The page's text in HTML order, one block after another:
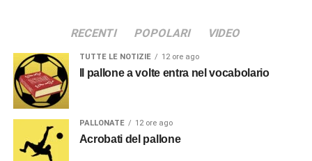
RECENTI POPOLARI VIDEO
TUTTE LE NOTIZIE 12 ore ago
Il pallone a volte entra nel vocabolario
PALLONATE 12 ore ago
Acrobati del pallone